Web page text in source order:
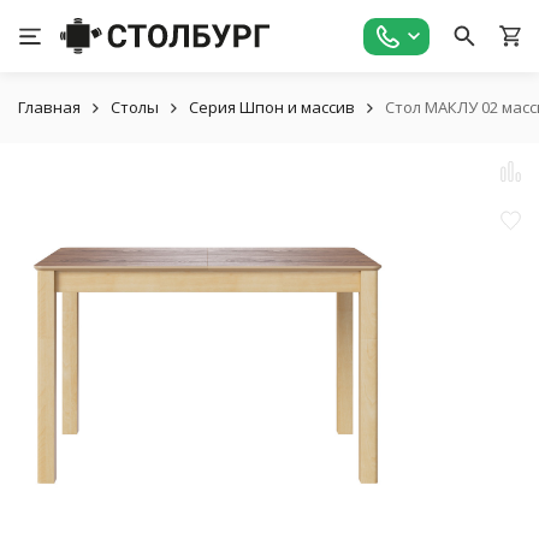
Главная Столы Серия Шпон и массив Стол МАКЛУ 02